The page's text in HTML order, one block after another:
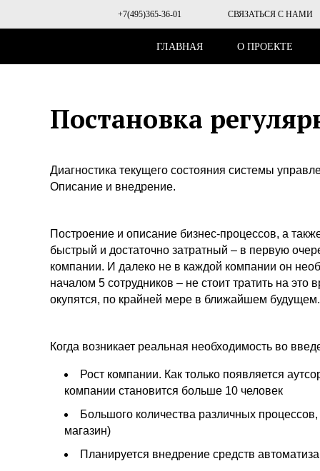
+7(495)365-36-01 СВЯЗАТЬСЯ С НАМИ
ГЛАВНАЯ О ПРОЕКТЕ
Постановка
Диагностика текущего состояния системы
Описание и внедрение.
Построение и описание бизнес-процессов, а
быстрый и достаточно затратный – в первую
компании. И далеко не в каждой компании он
началом 5 сотрудников – не стоит тратить на
окупятся, по крайней мере в ближайшем будущем.
Когда возникает реальная необходимость во
Рост компании. Как только появляется
компании становится больше 10 человек
Большого количества различных
магазин)
Планируется внедрение средств